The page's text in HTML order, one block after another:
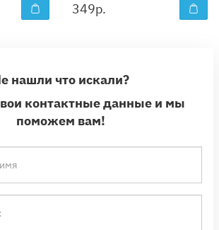
349р.
нашли что искали?
контактные данные и мы
поможем вам!